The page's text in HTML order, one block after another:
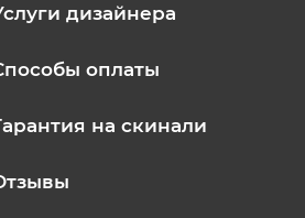
дизайнера
оплаты
на скинали